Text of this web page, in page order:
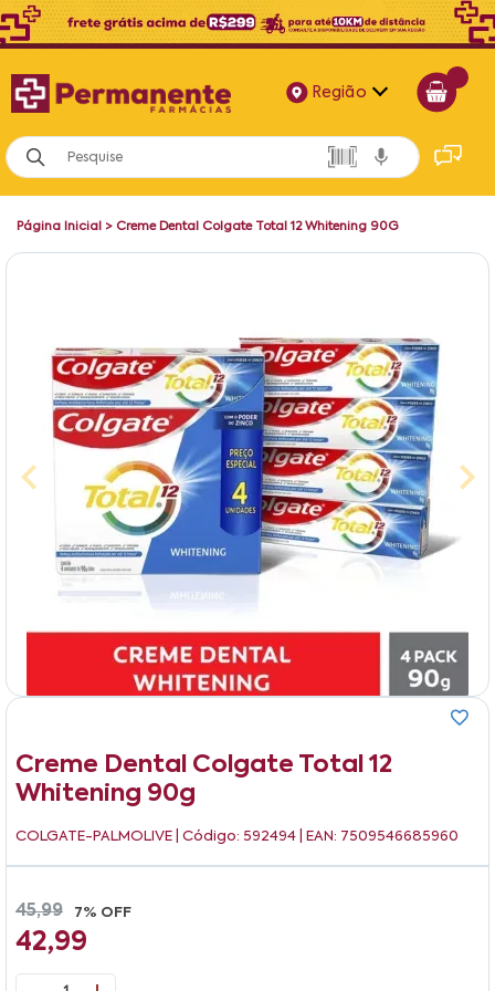
Região
Alagoas
Bahia
Página Inicial > Creme Dental Colgate Total 12 Whitening 90G
Creme Dental Colgate Total 12
Whitening 90g
COLGATE-PALMOLIVE | Código: 592494 | EAN: 7509546685960
45,99 7% OFF
42,99